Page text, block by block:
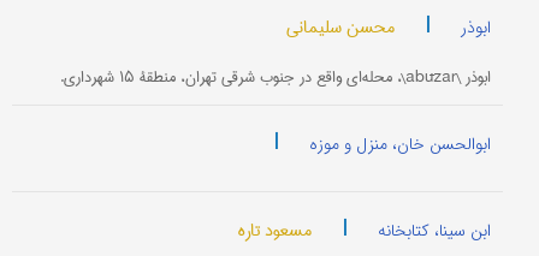
ابوذر | محسن سلیمانی
ابوذر \abūzar\، محله‌ای واقع در جنوب شرقی تهران، منطقۀ ۱۵ شهرداری.
ابوالحسن خان، منزل و موزه |
ابن سینا، کتابخانه | مسعود تاره